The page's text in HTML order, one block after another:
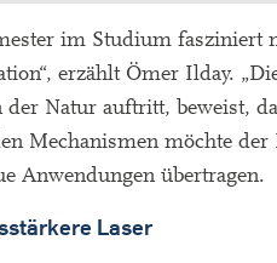
im Studium fasziniert
erzählt Ömer Ilday.
der Natur auftritt, beweist,
Mechanismen möchte der
Anwendungen übertragen.
Laser